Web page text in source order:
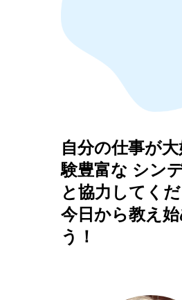
自分の仕事が
験豊富な シン
と協力してくだ
今日から教え
う！